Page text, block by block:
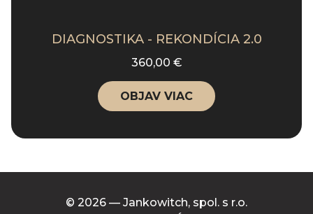
DIAGNOSTIKA - REKONDÍCIA 2.0
360,00 €
OBJAV VIAC
© 2026 — Jankowitch, spol. s r.o.